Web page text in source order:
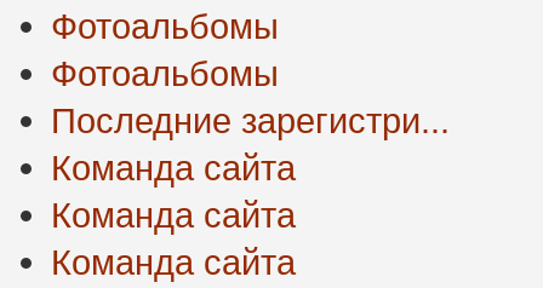
Фотоальбомы
Фотоальбомы
Последние зарегистри...
Команда сайта
Команда сайта
Команда сайта